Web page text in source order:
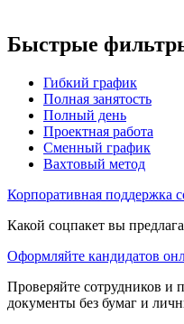
Быстрые
Гибкий график
Полная занятость
Полный день
Проектная работа
Сменный график
Вахтовый метод
Корпоративная поддержка
Какой соцпакет вы
Оформляйте кандидатов
Проверяйте сотрудников и
документы без бумаг и